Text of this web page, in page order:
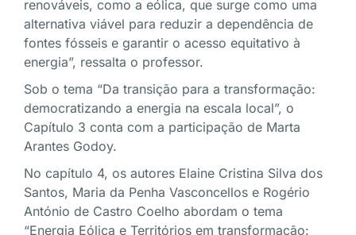
renováveis, como a eólica, que surge como uma
alternativa viável para reduzir a dependência de
fontes fósseis e garantir o acesso equitativo à
energia”, ressalta o professor.
Sob o tema “Da transição para a transformação:
democratizando a energia na escala local”, o
Capítulo 3 conta com a participação de Marta
Arantes Godoy.
No capítulo 4, os autores Elaine Cristina Silva dos
Santos, Maria da Penha Vasconcellos e Rogério
António de Castro Coelho abordam o tema
“Energia Eólica e Territórios em transformação: